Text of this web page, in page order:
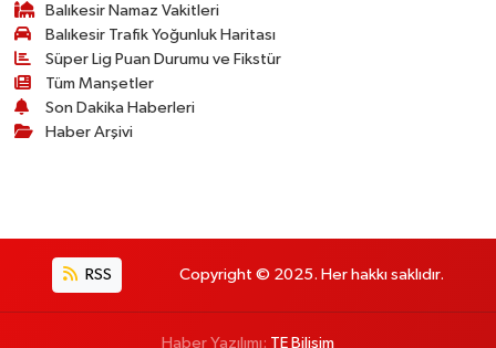
Balıkesir Namaz Vakitleri
Balıkesir Trafik Yoğunluk Haritası
Süper Lig Puan Durumu ve Fikstür
Tüm Manşetler
Son Dakika Haberleri
Haber Arşivi
RSS Copyright © 2025. Her hakkı saklıdır.
Haber Yazılımı: TE Bilişim